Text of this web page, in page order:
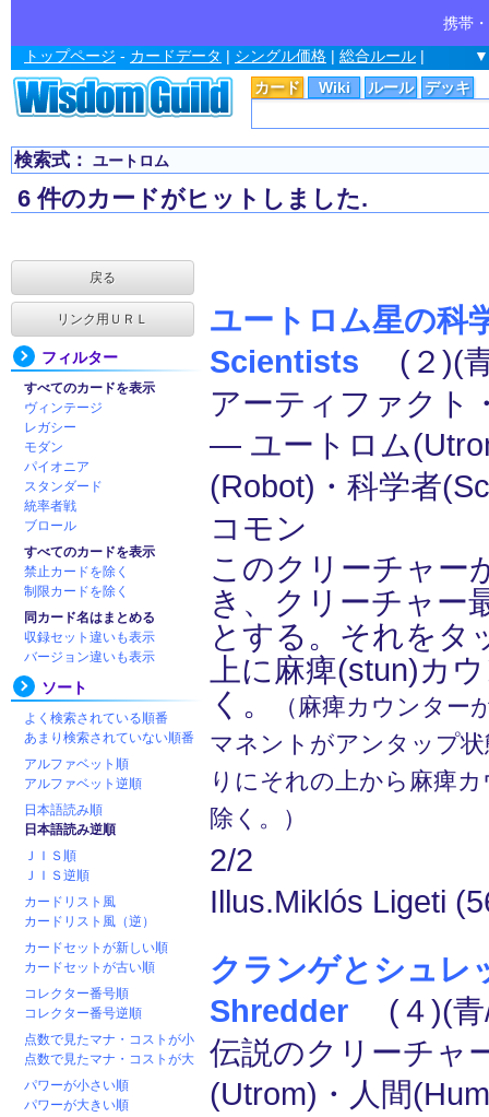
携帯
カード Wiki ルール デッキ
トップページ - カードデータ | シングル価格 | 総合ルール |
検索式： ユートロム
6 件のカードがヒットしました.
戻る
リンク用ＵＲＬ
フィルター
すべてのカードを表示
ヴィンテージ
レガシー
モダン
パイオニア
スタンダード
統率者戦
ブロール
すべてのカードを表示
禁止カードを除く
制限カードを除く
同カード名はまとめる
収録セット違いも表示
バージョン違いも表示
ソート
よく検索されている順番
あまり検索されていない順番
アルファベット順
アルファベット逆順
日本語読み順
日本語読み逆順
ＪＩＳ順
ＪＩＳ逆順
カードリスト風
カードリスト風（逆）
カードセットが新しい順
カードセットが古い順
コレクター番号順
コレクター番号逆順
点数で見たマナ・コストが小
点数で見たマナ・コストが大
パワーが小さい順
パワーが大きい順
ユートロム星の科
Scientists (２)(
アーティファクト
― ユートロム
(Robot)・科学者
コモン
このクリーチャー
き、クリーチャー
とする。それをタ
上に麻痺(stun)カ
く。
（麻痺カウンター
マネントがアンタップ
りにそれの上から麻痺
除く。）
2/2
Illus.Miklós Ligeti
クランゲとシュレ
Shredder (４)(青
伝説のクリーチャ
(Utrom)・人間